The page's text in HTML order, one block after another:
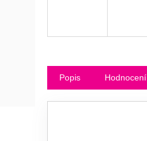
Popis Hodnocení